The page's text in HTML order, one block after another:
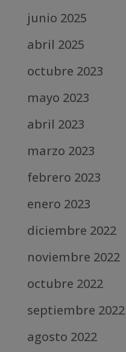
junio 2025
abril 2025
octubre 2023
mayo 2023
abril 2023
marzo 2023
febrero 2023
enero 2023
diciembre 2022
noviembre 2022
octubre 2022
septiembre 2022
agosto 2022